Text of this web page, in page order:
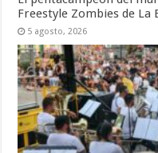
Freestyle Zombies de La
5 agosto, 2026